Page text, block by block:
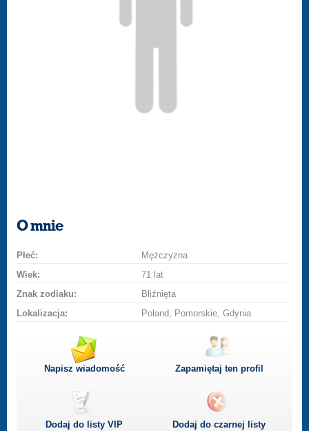
O mnie
Płeć:
Mężczyzna
Wiek:
71 lat
Znak zodiaku:
Bliźnięta
Lokalizacja:
Poland, Pomorskie, Gdynia
Napisz wiadomość Zapamiętaj ten profil
Dodaj do listyVIP Dodaj do czarnej listy